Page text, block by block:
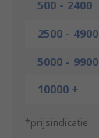
500 - 2400
2500 - 4900
5000 - 9900
10000 +
*prijsindicatie